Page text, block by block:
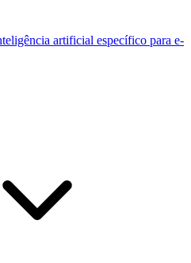
artificial específico para e-